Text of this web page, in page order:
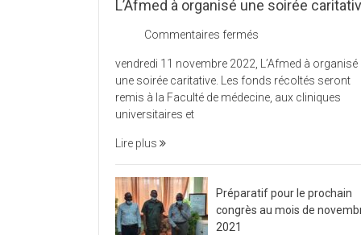
L’Afmed à organisé une soirée
Commentaires fermés
à
organisé
une
vendredi 11 novembre 2022, L’Afmed à organisé
une soirée caritative. Les fonds récoltés seront
remis à la Faculté de médecine, aux cliniques
universitaires et
Lire plus
Préparatif pour le prochain
congrès au mois de
2021